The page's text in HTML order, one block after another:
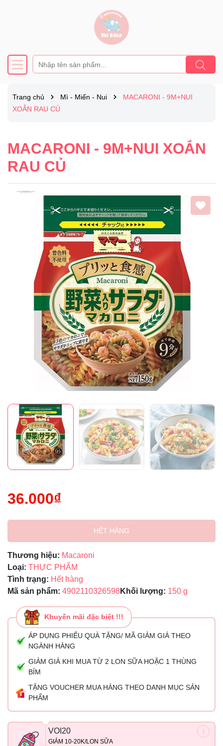
Trang chủ Mì - Miến - Nui
MACARONI - 9M+NUI
XOẮN RAU CỦ
MACARONI - 9M+NUI XOẮN
RAU CỦ
36.000₫
HẾT HÀNG
Thương hiệu: Macaroni
Loại: THỰC PHẨM
Tình trạng: Hết hàng
Mã sản phẩm: 4902110326598Khối lượng: 150 g
Khuyến mãi đặc biệt !!!
ÁP DỤNG PHIẾU QUÀ TẶNG/ MÃ GIẢM GIÁ THEO
NGÀNH HÀNG
GIẢM GIÁ KHI MUA TỪ 2 LON SỮA HOẶC 1 THÙNG
BỈM
TẶNG VOUCHER MUA HÀNG THEO DANH MỤC SẢN
PHẨM
VOI20
GIẢM 10-20K/LON SỮA
Mã giảm giá:
Ngày hết hạn: